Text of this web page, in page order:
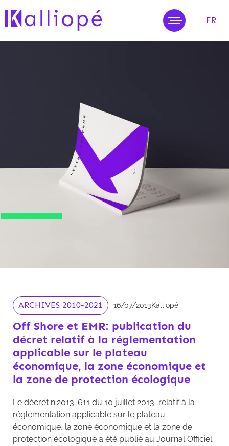
FR
ARCHIVES 2010-2021 16/07/2013Kalliopé
Off Shore et EMR: publication du
décret relatif à la réglementation
applicable sur le plateau
économique, la zone économique et
la zone de protection écologique
Le décret n'2013-611 du 10 juillet 2013 relatif à la
réglementation applicable sur le plateau
économique, la zone économique et la zone de
protection écologique a été publié au Journal Officiel